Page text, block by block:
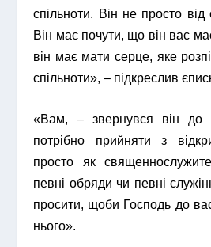
спільноти. Він не просто
Він має почути, що він вас
він має мати серце, яке
спільноти», – підкреслив
«Вам, – звернувся він до
потрібно прийняти з
просто як
певні обряди чи певні
просити, щоби Господь до
нього».